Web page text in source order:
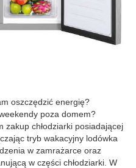
oszczędzić energię?
poza domem?
zakup chłodziarki posiadającej
tryb wakacyjny lodówka
w zamrażarce oraz
w części chłodziarki. W